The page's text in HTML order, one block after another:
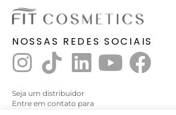
NOSSAS REDES SOCIAIS
Seja um distribuidor
Entre em contato para